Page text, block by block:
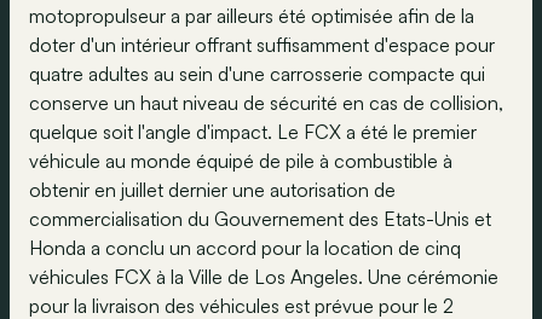
motopropulseur a par ailleurs été optimisée afin de la
doter d'un intérieur offrant suffisamment d'espace pour
quatre adultes au sein d'une carrosserie compacte qui
conserve un haut niveau de sécurité en cas de collision,
quelque soit l'angle d'impact. Le FCX a été le premier
véhicule au monde équipé de pile à combustible à
obtenir en juillet dernier une autorisation de
commercialisation du Gouvernement des Etats-Unis et
Honda a conclu un accord pour la location de cinq
véhicules FCX à la Ville de Los Angeles. Une cérémonie
pour la livraison des véhicules est prévue pour le 2